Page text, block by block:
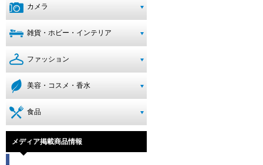
カメラ
雑貨・ホビー・インテリア
ファッション
美容・コスメ・香水
食品
メディア掲載商品情報